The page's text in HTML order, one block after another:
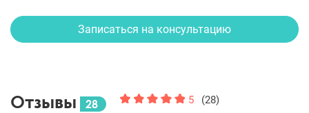
Записаться на консультацию
Отзывы 28 5 (28)